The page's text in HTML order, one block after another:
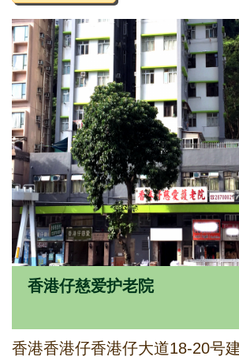
香港仔慈爱护老院